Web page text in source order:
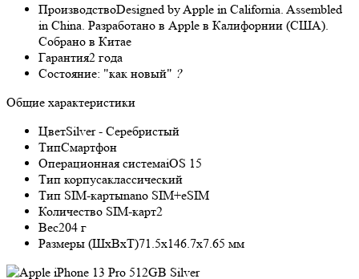
ПроизводствоDesigned by Apple in California. Assembled
in China. Разработано в Apple в Калифорнии (США).
Собрано в Китае
Гарантия2 года
Состояние: "как новый" ?
Общие характеристики
ЦветSilver - Серебристый
ТипСмартфон
Операционная системаiOS 15
Тип корпусаклассический
Тип SIM-картыnano SIM+eSIM
Количество SIM-карт2
Вес204 г
Размеры (ШxВxТ)71.5x146.7x7.65 мм